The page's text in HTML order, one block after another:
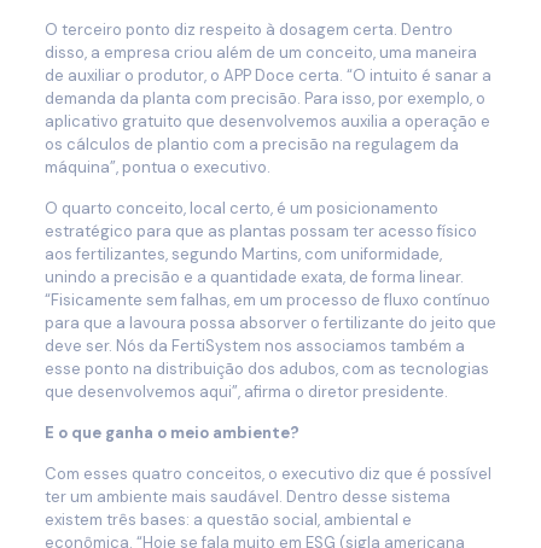
O terceiro ponto diz respeito à dosagem certa. Dentro
disso, a empresa criou além de um conceito, uma maneira
de auxiliar o produtor, o APP Doce certa. “O intuito é sanar a
demanda da planta com precisão. Para isso, por exemplo, o
aplicativo gratuito que desenvolvemos auxilia a operação e
os cálculos de plantio com a precisão na regulagem da
máquina”, pontua o executivo.
O quarto conceito, local certo, é um posicionamento
estratégico para que as plantas possam ter acesso físico
aos fertilizantes, segundo Martins, com uniformidade,
unindo a precisão e a quantidade exata, de forma linear.
“Fisicamente sem falhas, em um processo de fluxo contínuo
para que a lavoura possa absorver o fertilizante do jeito que
deve ser. Nós da FertiSystem nos associamos também a
esse ponto na distribuição dos adubos, com as tecnologias
que desenvolvemos aqui”, afirma o diretor presidente.
E o que ganha o meio ambiente?
Com esses quatro conceitos, o executivo diz que é possível
ter um ambiente mais saudável. Dentro desse sistema
existem três bases: a questão social, ambiental e
econômica. “Hoje se fala muito em ESG (sigla americana